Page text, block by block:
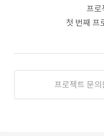
프로
첫 번째 프
프로젝트 문의